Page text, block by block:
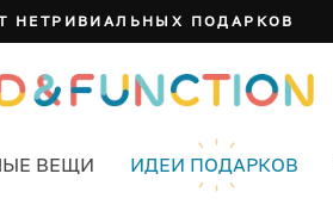
НЕТРИВИАЛЬНЫХ ПОДАРКОВ
ВЕЩИ ИДЕИ ПОДАРКОВ